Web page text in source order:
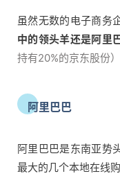
虽然无数的电子商务
中的领头羊还是阿里
持有20%的京东股份）
阿里巴巴
阿里巴巴是东南亚势
最大的几个本地在线